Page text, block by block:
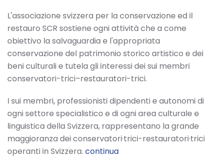
L'associazione svizzera per la conservazione ed il
restauro SCR sostiene ogni attività che a come
obiettivo la salvaguardia e l'appropriata
conservazione del patrimonio storico artistico e dei
beni culturali e tutela gli interessi dei sui membri
conservatori-trici–restauratori-trici.
I sui membri, professionisti dipendenti e autonomi di
ogni settore specialistico e di ogni area culturale e
linguistica della Svizzera, rappresentano la grande
maggioranza dei conservatori·trici-restauratori·trici
operanti in Svizzera. continua